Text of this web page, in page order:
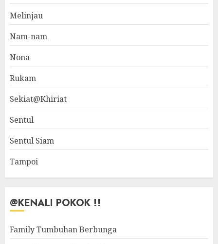
Melinjau
Nam-nam
Nona
Rukam
Sekiat@Khiriat
Sentul
Sentul Siam
Tampoi
@KENALI POKOK !!
Family Tumbuhan Berbunga